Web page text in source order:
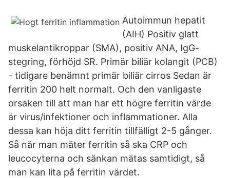
Autoimmun hepatit
(AIH) Positiv glatt
muskelantikroppar (SMA), positiv ANA, IgG-
stegring, förhöjd SR. Primär biliär kolangit (PCB)
- tidigare benämnt primär biliär cirros Sedan är
ferritin 200 helt normalt. Och den vanligaste
orsaken till att man har ett högre ferritin värde
är virus/infektioner och inflammationer. Alla
dessa kan höja ditt ferritin tillfälligt 2-5 gånger.
Så när man mäter ferritin så ska CRP och
leucocyterna och sänkan mätas samtidigt, så
man kan lita på ferritin värdet.